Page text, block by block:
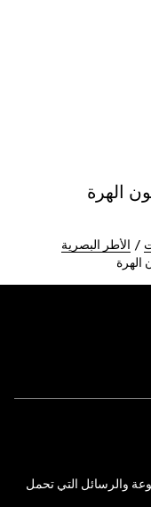
الهرة
الأطر البصرية
الهرة
والرسائل التي تحمل